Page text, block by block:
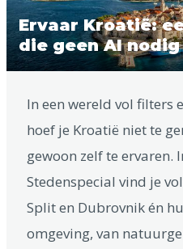
Ervaar Kroatië:
die geen AI
In een wereld vol filters
hoef je Kroatië niet te
gewoon zelf te ervaren.
Stedenspecial vind je
Split en Dubrovnik én
omgeving, van